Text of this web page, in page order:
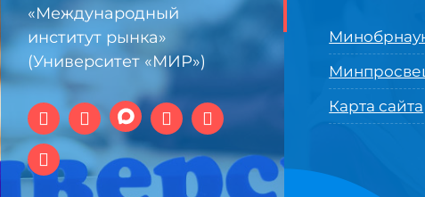
«Международный
институт рынка»
(Университет «МИР»)
Карта сайта